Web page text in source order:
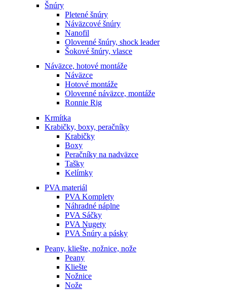
Šnúry
Pletené šnúry
Náväzcové šnúry
Nanofil
Olovenné šnúry, shock leader
Šokové šnúry, vlasce
Náväzce, hotové montáže
Náväzce
Hotové montáže
Olovenné náväzce, montáže
Ronnie Rig
Krmítka
Krabičky, boxy, peračníky
Krabičky
Boxy
Peračníky na nadväzce
Tašky
Kelímky
PVA materiál
PVA Komplety
Náhradné náplne
PVA Sáčky
PVA Nugety
PVA Šnúry a pásky
Peany, kliešte, nožnice, nože
Peany
Kliešte
Nožnice
Nože